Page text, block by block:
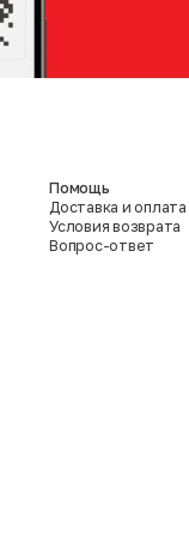
Помощь
Доставка и оплата
Условия возврата
Вопрос-ответ